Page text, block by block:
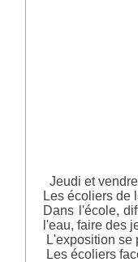
Jeudi et
Les écoliers de
Dans l'école,
l'eau, faire des
L'exposition se
Les écoliers